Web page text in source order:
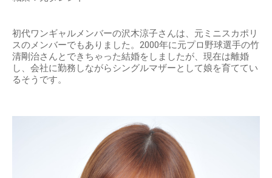
初代ワンギャルメンバーの沢木涼子さんは、元ミニスカポリ
スのメンバーでもありました。2000年に元プロ野球選手の竹
清剛治さんとできちゃった結婚をしましたが、現在は離婚
し、会社に勤務しながらシングルマザーとして娘を育ててい
るそうです。